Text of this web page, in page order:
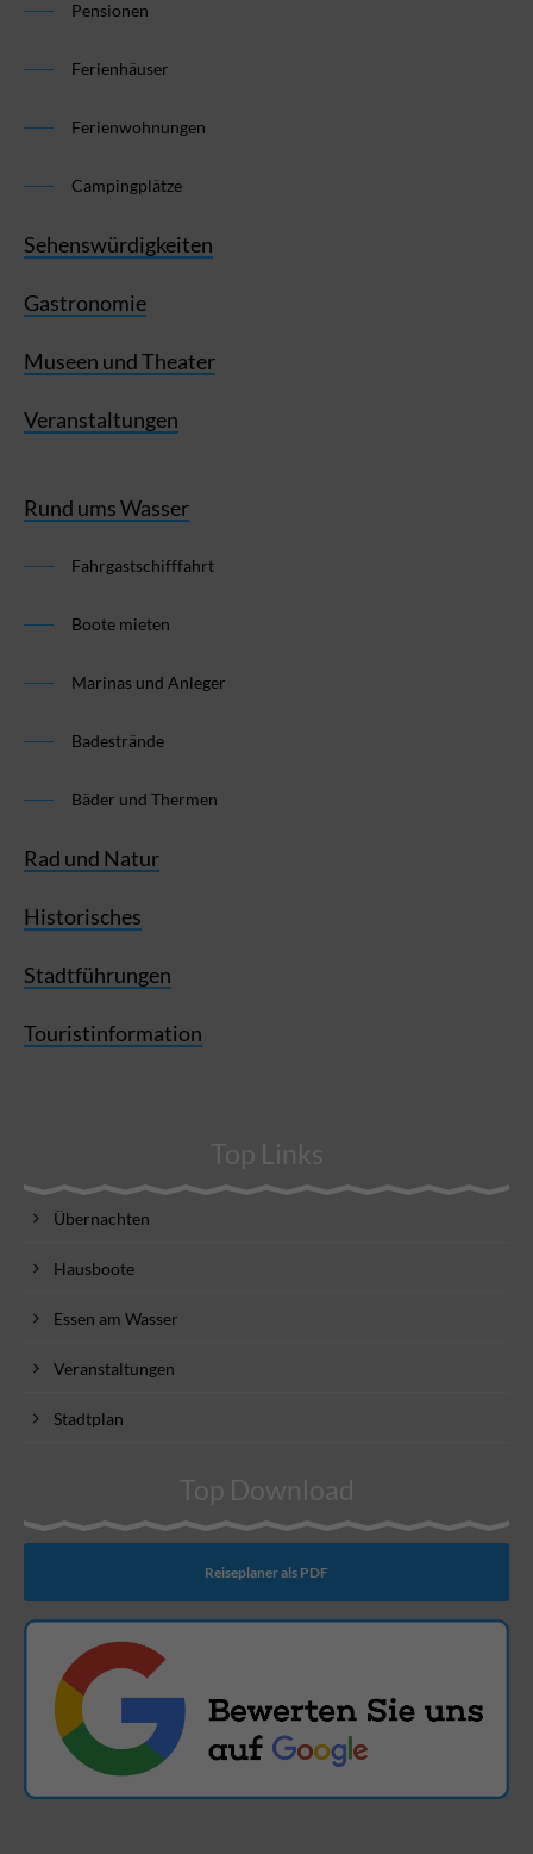
Pensionen
Ferienhäuser
Ferienwohnungen
Campingplätze
Sehenswürdigkeiten
Gastronomie
Museen und Theater
Veranstaltungen
Rund ums Wasser
Fahrgastschifffahrt
Boote mieten
Marinas und Anleger
Badestrände
Bäder und Thermen
Rad und Natur
Historisches
Stadtführungen
Touristinformation
Top Links
Übernachten
Hausboote
Essen am Wasser
Veranstaltungen
Stadtplan
Top Download
Reiseplaner als PDF